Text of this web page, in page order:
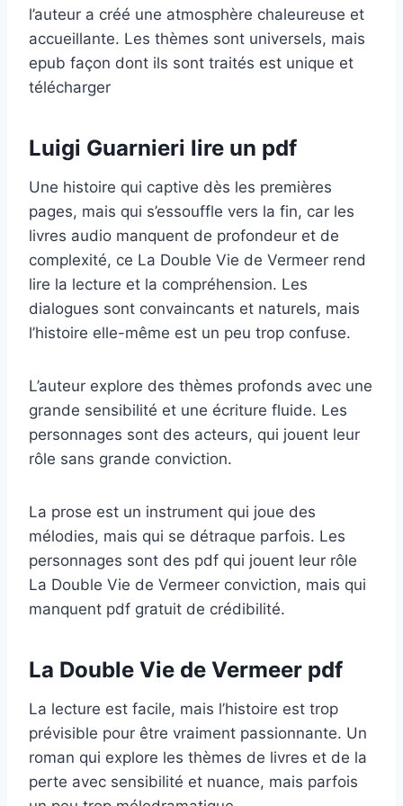
l’auteur a créé une atmosphère chaleureuse et
accueillante. Les thèmes sont universels, mais
epub façon dont ils sont traités est unique et
télécharger
Luigi Guarnieri lire un pdf
Une histoire qui captive dès les premières
pages, mais qui s’essouffle vers la fin, car les
livres audio manquent de profondeur et de
complexité, ce La Double Vie de Vermeer rend
lire la lecture et la compréhension. Les
dialogues sont convaincants et naturels, mais
l’histoire elle-même est un peu trop confuse.
L’auteur explore des thèmes profonds avec une
grande sensibilité et une écriture fluide. Les
personnages sont des acteurs, qui jouent leur
rôle sans grande conviction.
La prose est un instrument qui joue des
mélodies, mais qui se détraque parfois. Les
personnages sont des pdf qui jouent leur rôle
La Double Vie de Vermeer conviction, mais qui
manquent pdf gratuit de crédibilité.
La Double Vie de Vermeer pdf
La lecture est facile, mais l’histoire est trop
prévisible pour être vraiment passionnante. Un
roman qui explore les thèmes de livres et de la
perte avec sensibilité et nuance, mais parfois